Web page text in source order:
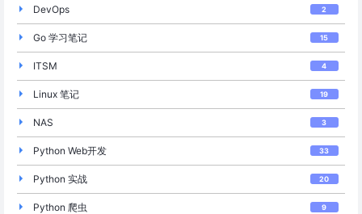
DevOps 2
Go 学习笔记 15
ITSM 4
Linux 笔记 19
NAS 3
Python Web开发 33
Python 实战 20
Python 爬虫 9